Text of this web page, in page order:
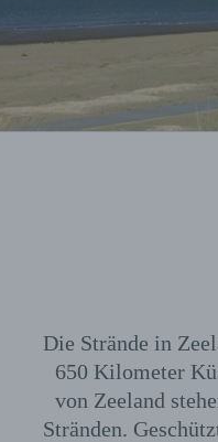
Die Strände in
650 Kilometer
von Zeeland
Stränden.